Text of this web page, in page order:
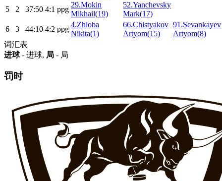
5
2 37:50 4:1 ppg
29.Mokin
Mikhail(19)
52.Yanchevsky
Mark(17)
6
3 44:10 4:2 ppg
4.Zhloba
Nikita(1)
66.Chistyakov
Artyom(15)
91.Sevankayev
Artyom(8)
词汇表
进球- 进球, 局 - 局
罚时